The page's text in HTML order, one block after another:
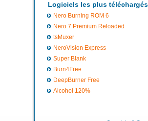
Logiciels les plus téléchargés
Nero Burning ROM 6
Nero 7 Premium Reloaded
tsMuxer
NeroVision Express
Super Blank
Burn4Free
DeepBurner Free
Alcohol 120%